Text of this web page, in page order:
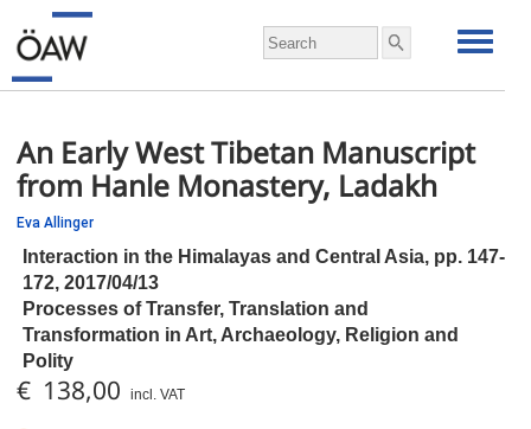
An Early West Tibetan Manuscript
from Hanle Monastery, Ladakh
Eva Allinger
Interaction in the Himalayas and Central Asia, pp. 147-
172, 2017/04/13
Processes of Transfer, Translation and
Transformation in Art, Archaeology, Religion and
Polity
€ 138,00 incl. VAT